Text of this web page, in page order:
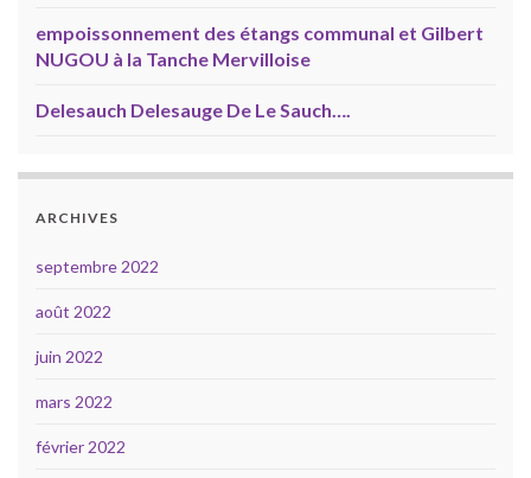
empoissonnement des étangs communal et Gilbert
NUGOU à la Tanche Mervilloise
Delesauch Delesauge De Le Sauch….
ARCHIVES
septembre 2022
août 2022
juin 2022
mars 2022
février 2022